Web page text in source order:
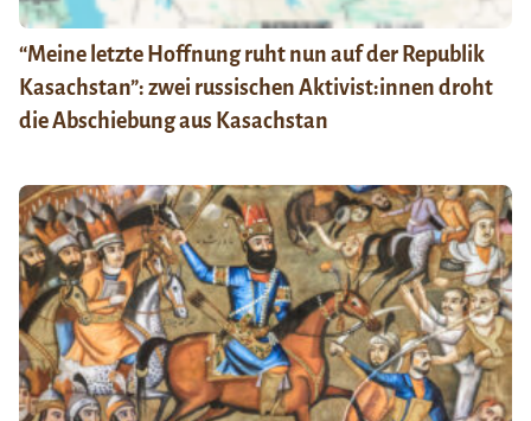
“Meine letzte Hoffnung ruht nun auf der Republik
Kasachstan”: zwei russischen Aktivist:innen droht
die Abschiebung aus Kasachstan